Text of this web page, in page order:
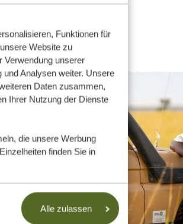
Funktionen für
Website zu
Verwendung unserer
Analysen weiter. Unsere
Daten zusammen,
Ihrer Nutzung der Dienste
die unsere Werbung
finden Sie in
Alle zulassen